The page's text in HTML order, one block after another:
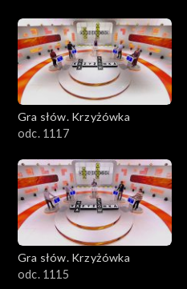
Gra słów. Krzyżówka
odc. 1117
Gra słów. Krzyżówka
odc. 1115